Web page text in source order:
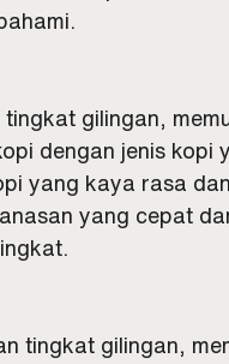
gilingan,
dengan jenis kopi
yang kaya rasa
yang cepat
tingkat gilingan,